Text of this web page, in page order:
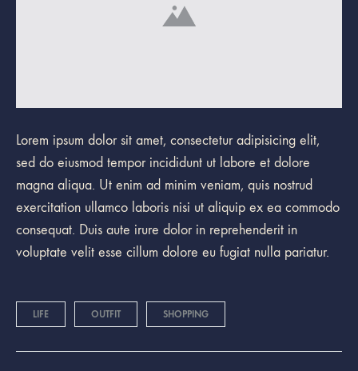
Lorem ipsum dolor sit amet, consectetur adipisicing elit,
sed do eiusmod tempor incididunt ut labore et dolore
magna aliqua. Ut enim ad minim veniam, quis nostrud
exercitation ullamco laboris nisi ut aliquip ex ea commodo
consequat. Duis aute irure dolor in reprehenderit in
voluptate velit esse cillum dolore eu fugiat nulla pariatur.
LIFE OUTFIT SHOPPING